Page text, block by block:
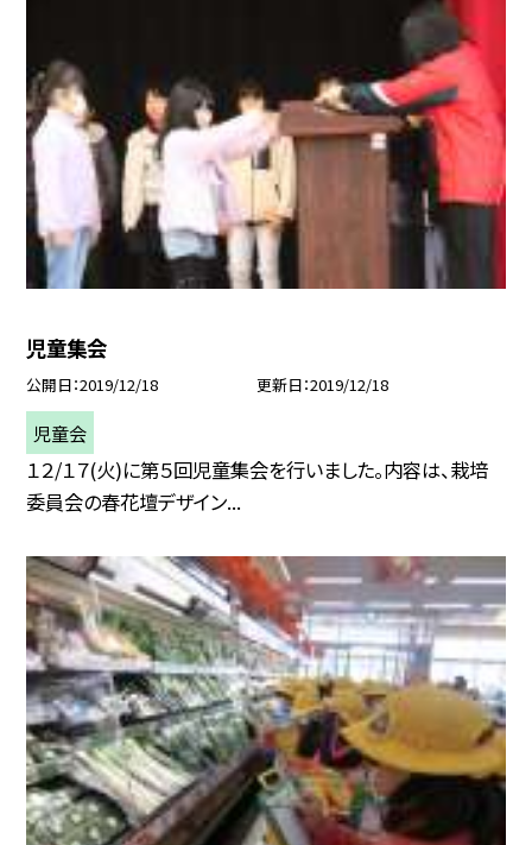
児童集会
公開日 2019/12/18 更新日 2019/12/18
児童会
１２/１７(火)に第５回児童集会を行いました。内容は、栽培
委員会の春花壇デザイン...